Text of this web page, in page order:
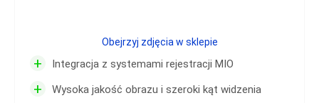
+ Integracja z systemami rejestracji MIO
+ Wysoka jakość obrazu i szeroki kąt widzenia
Obejrzyj zdjęcia w sklepie